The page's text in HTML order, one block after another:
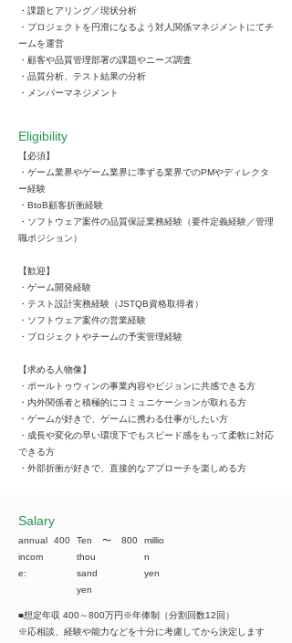
・課題ヒアリング／現状分析​
・プロジェクトを円滑になるよう対人関係マネジメントにてチ
ームを運営​
・顧客や品質管理部署の課題やニーズ調査​
・品質分析、テスト結果の分析​
・メンバーマネジメント​
Eligibility
【必須】​
・ゲーム業界やゲーム業界に準ずる業界でのPMやディレクタ
ー経験​
・BtoB顧客折衝経験​
・ソフトウェア案件の品質保証業務経験（要件定義経験／管理
職ポジション）​
【歓迎】​
・ゲーム開発経験​
・テスト設計実務経験（JSTQB資格取得者） ​
・ソフトウェア案件の営業経験​
・プロジェクトやチームの予実管理経験 ​
【求める人物像】​
・ポールトゥウィンの事業内容やビジョンに共感できる方​
・内外関係者と積極的にコミュニケーションが取れる方​
・ゲームが好きで、ゲームに携わる仕事がしたい方​
・成長や変化の早い環境下でもスピード感をもって柔軟に対応
できる方​
・外部折衝が好きで、直接的なアプローチを楽しめる方​
​Salary
annual
incom
e:
400
Ten
thou
sand
yen
​〜 800
millio
n
yen
■想定年収 400～800万円※年俸制（分割回数12回）
※応相談、経験や能力などを十分に考慮してから決定します